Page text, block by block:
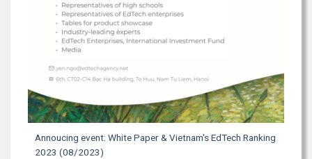
Annoucing event: White Paper & Vietnam's EdTech Ranking
2023 (08/2023)